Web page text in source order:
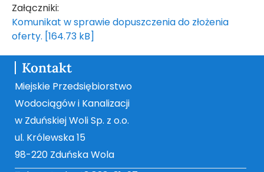
Załączniki:
Komunikat w sprawie dopuszczenia do złożenia
oferty. [164.73 kB]
Kontakt
Miejskie Przedsiębiorstwo
Wodociągów i Kanalizacji
w Zduńskiej Woli Sp. z o.o.
ul. Królewska 15
98-220 Zduńska Wola